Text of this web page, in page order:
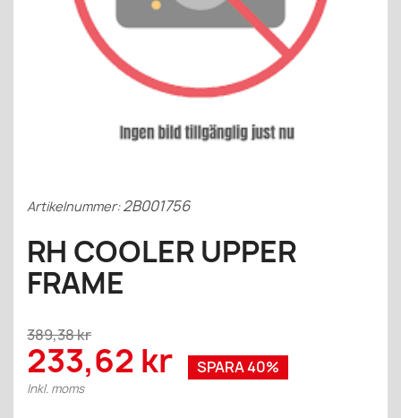
Artikelnummer: 2B001756
RH COOLER UPPER
FRAME
389,38 kr
233,62 kr SPARA 40%
Inkl. moms